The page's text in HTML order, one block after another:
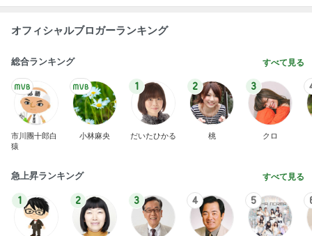
オフィシャルブロガーランキング
総合ランキング すべて見る
市川團十郎白
猿
小林麻央
1
だいたひかる
2
桃
3
クロ
急上昇ランキング すべて見る
1 2 3 4 5